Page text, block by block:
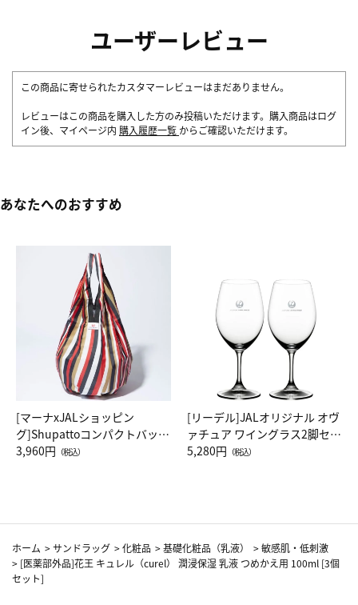
ユーザーレビュー
この商品に寄せられたカスタマーレビューはまだありません。
レビューはこの商品を購入した方のみ投稿いただけます。購入商品はログ
イン後、マイページ内 購入履歴一覧 からご確認いただけます。
あなたへのおすすめ
[マーナxJALショッピン
グ]Shupattoコンパクトバッグ
Drop JAL客室乗務員（LC）ス
3,960円 （税込）
[リーデル]JALオリジナル オヴ
ァチュア ワイングラス2脚セッ
ト（レッドワイン）
5,280円 （税込）
ホーム >サンドラッグ >化粧品 >基礎化粧品（乳液） >敏感肌・低刺激
> [医薬部外品]花王 キュレル（curel） 潤浸保湿 乳液 つめかえ用 100ml [3個
セット]